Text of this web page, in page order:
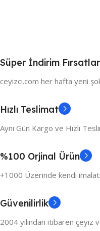
Süper İndirim
ceyizci.com her hafta yeni
Hızlı Teslimat
Aynı Gün Kargo ve Hızlı
%100 Orjinal Ürün
+1000 Üzerinde kendi
Güvenilirlik
2004 yılından itibaren çeyiz